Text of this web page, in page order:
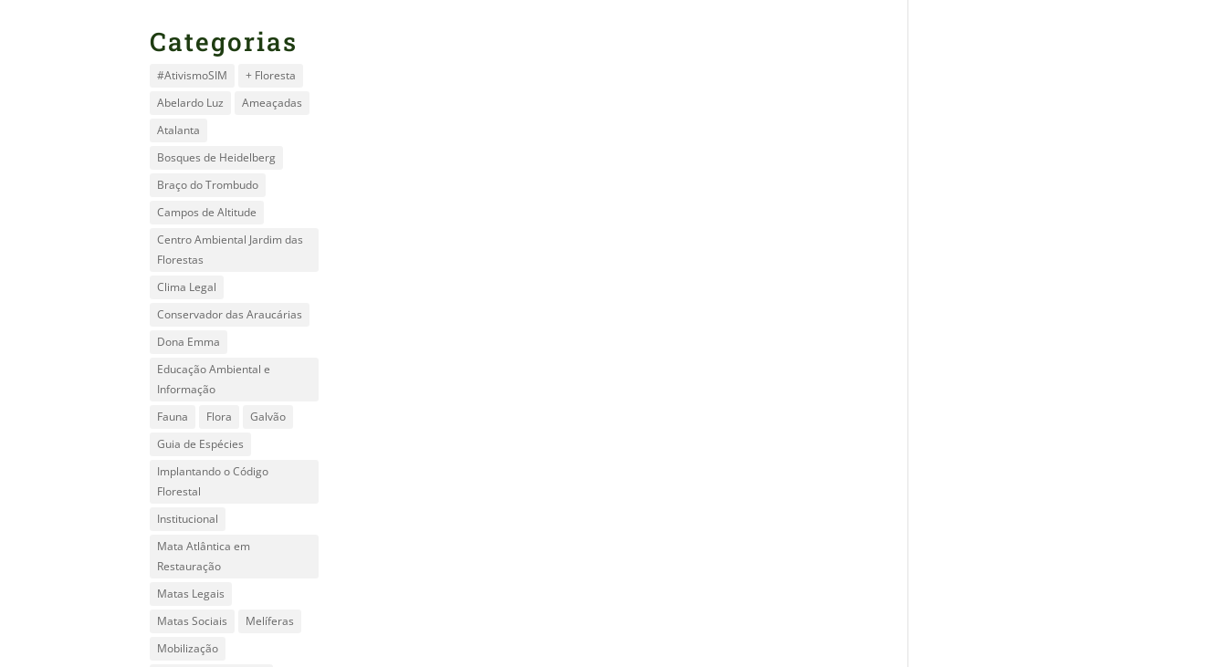
Categorias
#AtivismoSIM
+ Floresta
Abelardo Luz
Ameaçadas
Atalanta
Bosques de Heidelberg
Braço do Trombudo
Campos de Altitude
Centro Ambiental Jardim das
Florestas
Clima Legal
Conservador das Araucárias
Dona Emma
Educação Ambiental e
Informação
Fauna
Flora
Galvão
Guia de Espécies
Implantando o Código
Florestal
Institucional
Mata Atlântica em
Restauração
Matas Legais
Matas Sociais
Melíferas
Mobilização